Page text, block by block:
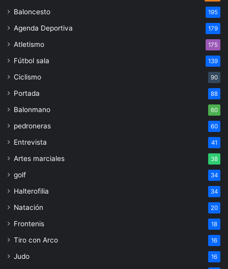
Baloncesto 195
Agenda Deportiva 179
Atletismo 175
Fútbol sala 139
Ciclismo 90
Portada 88
Balonmano 60
pedroneras 60
Entrevista 41
Artes marciales 38
golf 34
Halterofilia 34
Natación 20
Frontenis 18
Tiro con Arco 16
Judo 16